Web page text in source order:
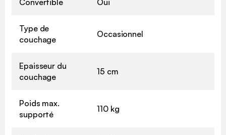
Convertible Oui
Type de
couchage
Occasionnel
Epaisseur du
couchage
15 cm
Poids max.
supporté
110 kg